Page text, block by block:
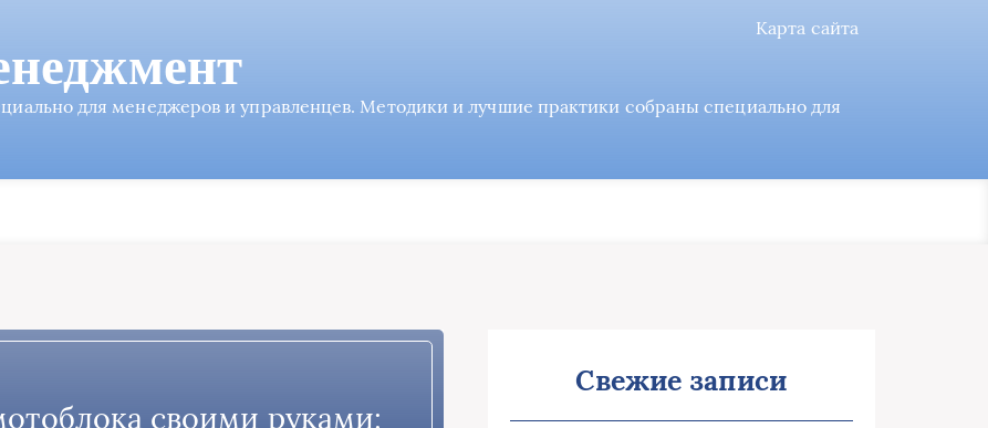
Карта сайта
для менеджеров и управленцев. Методики и лучшие практики собраны специально для
своими руками:
Свежие записи